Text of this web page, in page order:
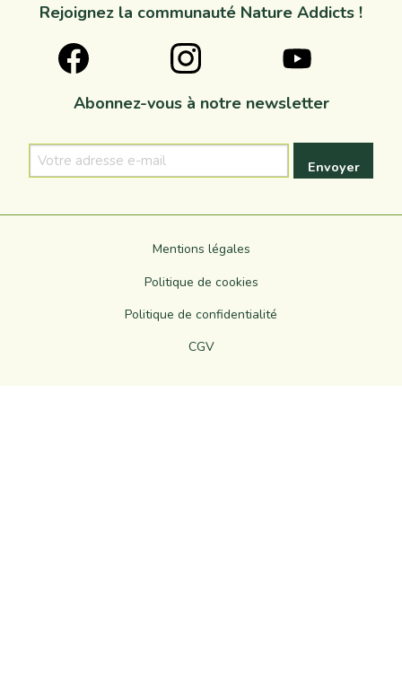
Rejoignez la communauté Nature Addicts !
Abonnez-vous à notre newsletter
Votre
adresse
Mentions légales
Politique de cookies
Politique de confidentialité
CGV